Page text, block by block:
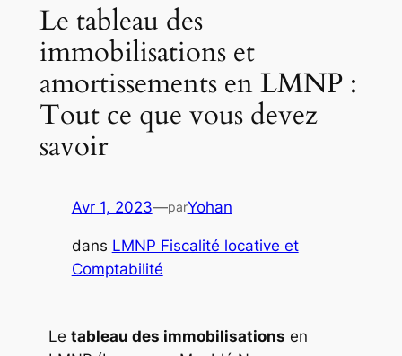
Le tableau des
immobilisations et
amortissements en LMNP :
Tout ce que vous devez
savoir
Avr 1, 2023—parYohan
dans LMNP Fiscalité locative et
Comptabilité
Le tableau des immobilisations en